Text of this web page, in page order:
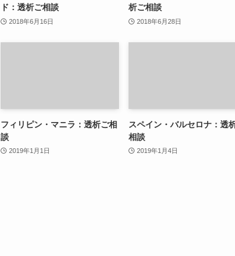
ド：透析ご相談
2018年6月16日
析ご相談
2018年6月28日
フィリピン・マニラ：透析ご相
談
2019年1月1日
スペイン・バルセロナ：透
相談
2019年1月4日